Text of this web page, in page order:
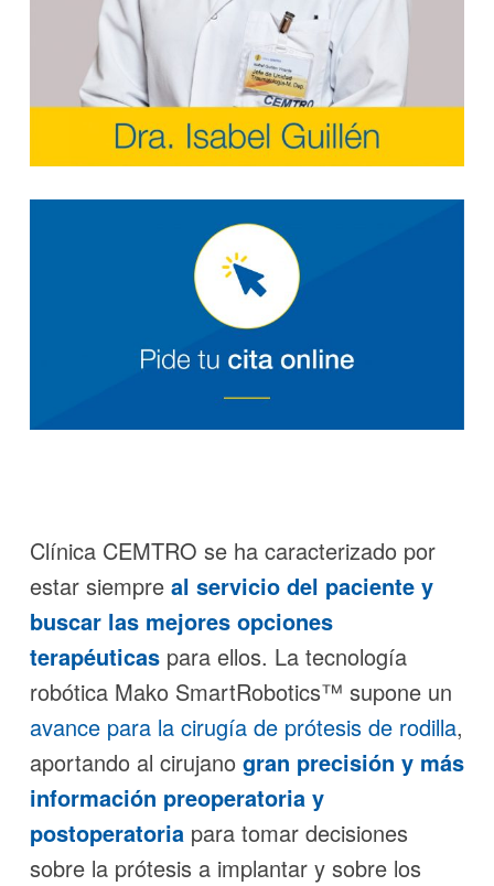
Clínica CEMTRO se ha caracterizado por
estar siempre al servicio del paciente y
buscar las mejores opciones
terapéuticas para ellos. La tecnología
robótica Mako SmartRobotics™ supone un
avance para la cirugía de prótesis de rodilla,
aportando al cirujano gran precisión y más
información preoperatoria y
postoperatoria para tomar decisiones
sobre la prótesis a implantar y sobre los